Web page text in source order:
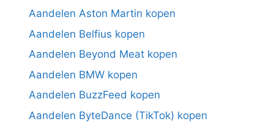
Aandelen Aston Martin kopen
Aandelen Belfius kopen
Aandelen Beyond Meat kopen
Aandelen BMW kopen
Aandelen BuzzFeed kopen
Aandelen ByteDance (TikTok) kopen